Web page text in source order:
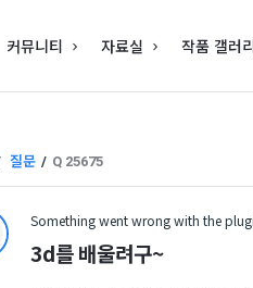
커뮤니티 자료실 작품 갤러
질문 / Q 25675
Something went wrong with the
3d를 배울려구~